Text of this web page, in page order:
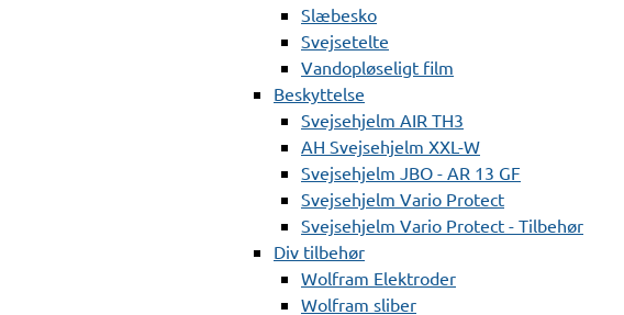
Slæbesko
Svejsetelte
Vandopløseligt film
Beskyttelse
Svejsehjelm AIR TH3
AH Svejsehjelm XXL-W
Svejsehjelm JBO - AR 13 GF
Svejsehjelm Vario Protect
Svejsehjelm Vario Protect - Tilbehør
Div tilbehør
Wolfram Elektroder
Wolfram sliber